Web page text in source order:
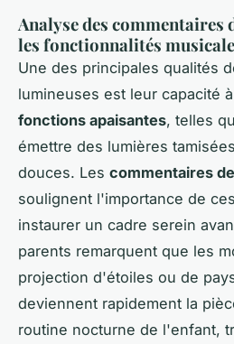
Analyse des
les fonctionnalités
Une des principales qualités
lumineuses est leur capacité à
fonctions apaisantes, telles
émettre des lumières
douces. Les commentaires
soulignent l'importance de
instaurer un cadre serein
parents remarquent que les
projection d'étoiles ou de
deviennent rapidement la
routine nocturne de l'enfant,